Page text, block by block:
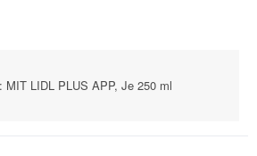
MIT LIDL PLUS APP, Je 250 ml